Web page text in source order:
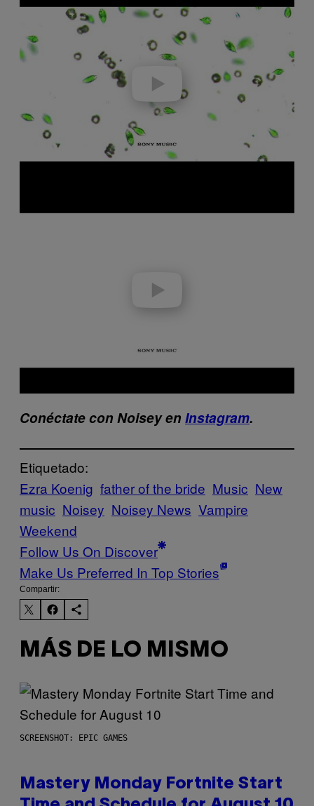
a
d
e
a
Conéctate con Noisey en Instagram.
Etiquetado:
Ezra Koenig father of the bride Music New
music Noisey Noisey News Vampire
Weekend
Follow Us On Discover
Make Us Preferred In Top Stories
Compartir:
MÁS DE LO MISMO
SCREENSHOT: EPIC GAMES
Mastery Monday Fortnite Start